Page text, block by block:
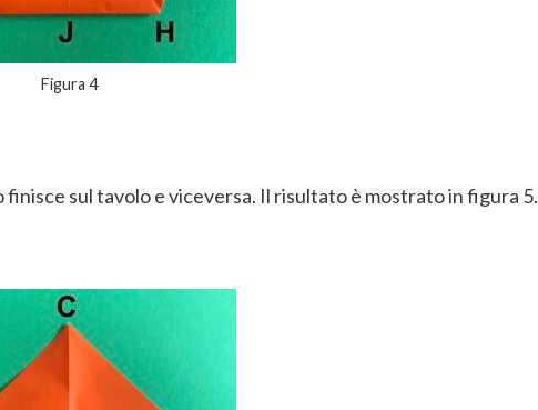
Figura 4
sul tavolo e viceversa. Il risultato è mostrato in figura 5.